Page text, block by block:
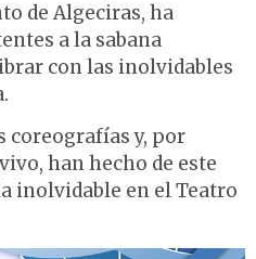
de Algeciras, ha
a la sabana
con las inolvidables
coreografías y, por
han hecho de este
inolvidable en el Teatro